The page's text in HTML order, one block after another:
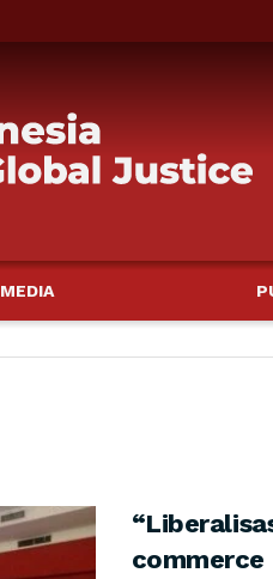
MEDIA
commerce